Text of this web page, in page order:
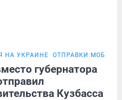
НА УКРАИНЕ ОТПРАВКИ
губернатора
Кузбасса